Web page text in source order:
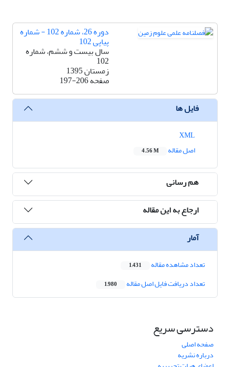
دوره 26، شماره 102 - شماره
پیاپی 102
سال بیست و ششم، شماره
102
زمستان 1395
صفحه197-206
فایل ها
اصل مقاله
4.56 M
هم رسانی
ارجاع به این مقاله
آمار
تعداد مشاهده مقاله 1,431
تعداد دریافت فایل اصل مقاله 1,980
دسترسی سریع
صفحه اصلی
درباره نشریه